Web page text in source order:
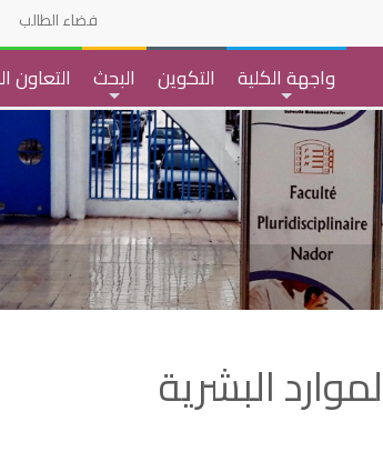
فضاء الطالب
+
واجهة الكلية التكوين
+
البحث التعاون
البشرية